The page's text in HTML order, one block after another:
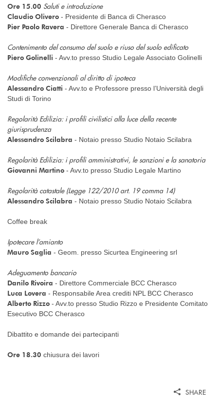
Ore 15.00 Saluti e introduzione
Claudio Olivero - Presidente di Banca di Cherasco
Pier Paolo Ravera - Direttore Generale Banca di Cherasco
Contenimento del consumo del suolo e riuso del suolo edificato
Piero Golinelli - Avv.to presso Studio Legale Associato Golinelli
Modifiche convenzionali al diritto di ipoteca
Alessandro Ciatti - Avv.to e Professore presso l’Università degli
Studi di Torino
Regolarità Edilizia: i profili civilistici alla luce della recente
giurisprudenza
Alessandro Scilabra - Notaio presso Studio Notaio Scilabra
Regolarità Edilizia: i profili amministrativi, le sanzioni e la sanatoria
Giovanni Martino - Avv.to presso Studio Legale Martino
Regolarità catastale (Legge 122/2010 art. 19 comma 14)
Alessandro Scilabra - Notaio presso Studio Notaio Scilabra
Coffee break
Ipotecare l’amianto
Mauro Saglia - Geom. presso Sicurtea Engineering srl
Adeguamento bancario
Danilo Rivoira - Direttore Commerciale BCC Cherasco
Luca Lovera - Responsabile Area crediti NPL BCC Cherasco
Alberto Rizzo - Avv.to presso Studio Rizzo e Presidente Comitato
Esecutivo BCC Cherasco
Dibattito e domande dei partecipanti
Ore 18.30 chiusura dei lavori
SHARE